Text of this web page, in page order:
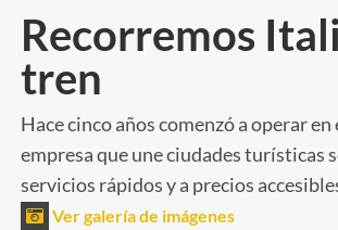
Recorremos
tren
Hace cinco años comenzó a operar en
empresa que une ciudades turísticas
servicios rápidos y a precios
Ver galería de imágenes